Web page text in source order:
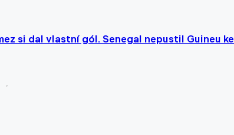
si dal vlastní gól. Senegal nepustil Guineu ke